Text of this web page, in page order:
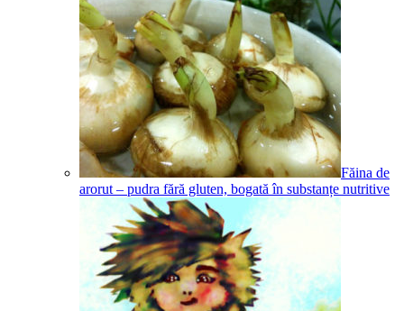
Făina de
arorut – pudra fără gluten, bogată în substanțe nutritive